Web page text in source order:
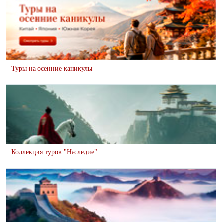
Туры на осенние каникулы
Коллекция туров "Наследие"